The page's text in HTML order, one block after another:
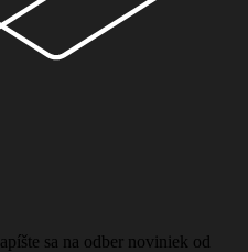
sa na odber noviniek od